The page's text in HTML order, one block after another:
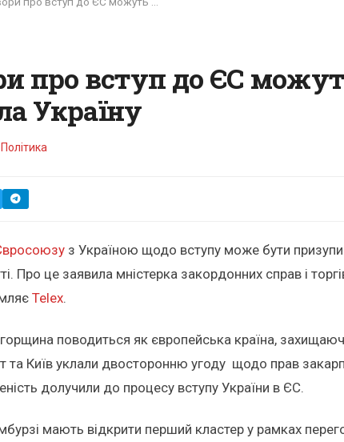
про вступ до ЄС
Україну
Політика
з Україною щодо вступу може бути
Про це заявила мністерка закордонних справ і
Telex.
поводиться як європейська країна,
та Київ уклали двосторонню угоду щодо прав
долучили до процесу вступу України в ЄС.
мають відкрити перший кластер у рамках